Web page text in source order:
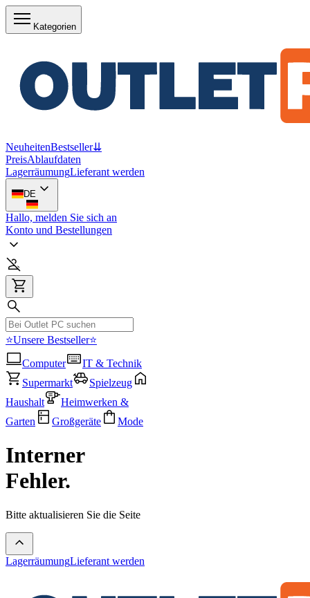
Kategorien
NeuheitenBestseller⇊
PreisAblaufdaten
LagerräumungLieferant werden
DE
Hallo, melden Sie sich an
Konto und Bestellungen
⭐Unsere Bestseller⭐
Computer
IT & Technik
Supermarkt
Spielzeug
Haushalt
Heimwerken &
Garten
Großgeräte Mode
Interner
Fehler.
Bitte aktualisieren Sie die Seite
LagerräumungLieferant werden